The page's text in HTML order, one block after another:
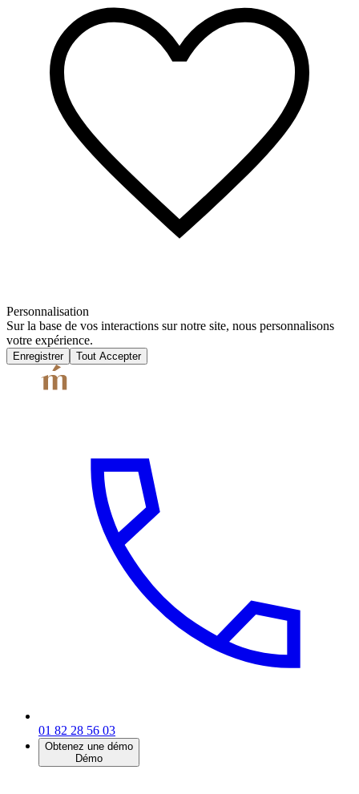
Personnalisation
Sur la base de vos interactions sur notre site, nous personnalisons
votre expérience.
Enregistrer Tout Accepter
01 82 28 56 03
Obtenez une démo
Démo